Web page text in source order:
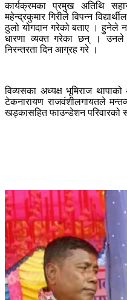
कार्यक्रमका प्रमुख अतिथि
महेन्द्रकुमार गिरीले विपन्न
ठुलो योगदान गरेको बताए । हुनेले
धारणा व्यक्त गरेका छन् । उनले
निरन्तरता दिन आग्रह गरे ।
विव्यसका अध्यक्ष भूमिराज थापाको
टेकनारायण राजवंशीलगायतले
खड्कासहित फाउन्डेशन परिवारको